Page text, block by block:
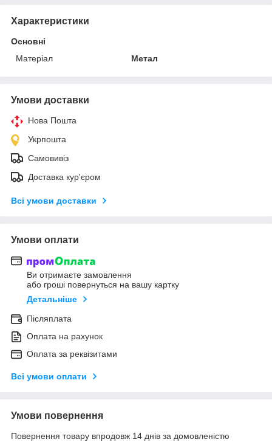
Характеристики
Основні
Матеріал
Метал
Умови доставки
Нова Пошта
Укрпошта
Самовивіз
Доставка кур'єром
Всі умови доставки
Умови оплати
Ви отримаєте замовлення
або гроші повернуться на вашу картку
Детальніше
Післяплата
Оплата на рахунок
Оплата за реквізитами
Всі умови оплати
Умови повернення
Повернення товару впродовж 14 днів за домовленістю